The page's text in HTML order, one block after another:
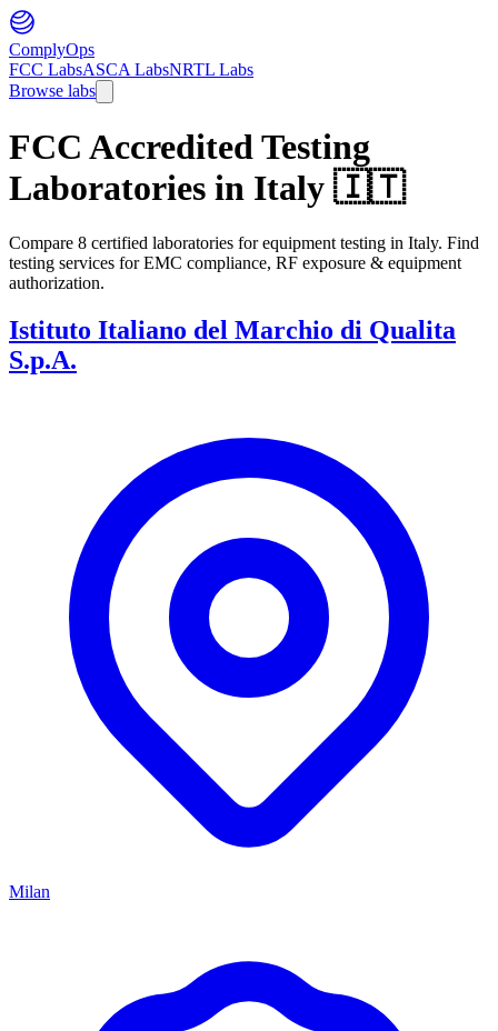
ComplyOps
FCC LabsASCA LabsNRTL Labs
Browse labs
FCC Accredited Testing
Laboratories in Italy 🇮🇹
Compare 8 certified laboratories for equipment testing in Italy. Find
testing services for EMC compliance, RF exposure & equipment
authorization.
Istituto Italiano del Marchio di Qualita
S.p.A.
Milan